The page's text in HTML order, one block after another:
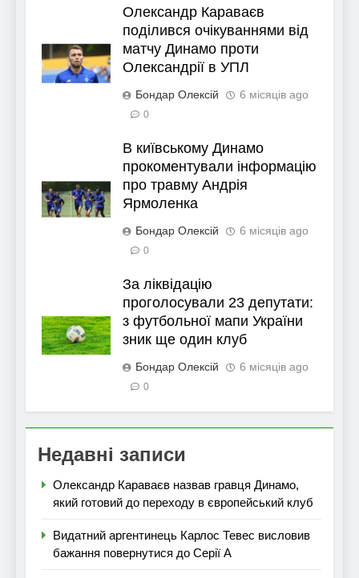
Олександр Караваєв
поділився очікуваннями від
матчу Динамо проти
Олександрії в УПЛ
Бондар Олексій 6 місяців ago
0
В київському Динамо
прокоментували інформацію
про травму Андрія
Ярмоленка
Бондар Олексій 6 місяців ago
0
За ліквідацію
проголосували 23 депутати:
з футбольної мапи України
зник ще один клуб
Бондар Олексій 6 місяців ago
0
Недавні записи
Олександр Караваєв назвав гравця Динамо,
який готовий до переходу в європейський клуб
Видатний аргентинець Карлос Тевес висловив
бажання повернутися до Серії А